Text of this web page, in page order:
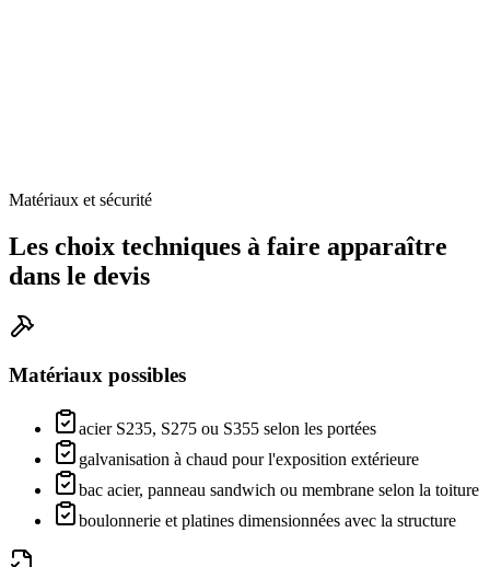
Matériaux et sécurité
Les choix techniques à faire apparaître
dans le devis
Matériaux possibles
acier S235, S275 ou S355 selon les portées
galvanisation à chaud pour l'exposition extérieure
bac acier, panneau sandwich ou membrane selon la toiture
boulonnerie et platines dimensionnées avec la structure